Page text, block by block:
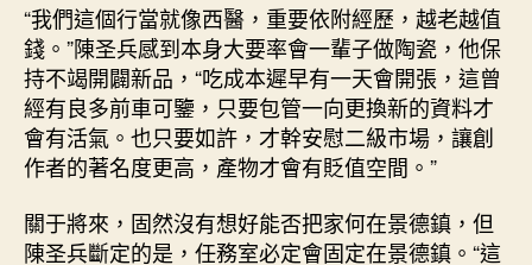
“我們這個行當就像西醫，重要依附經歷，越老越值
錢。”陳圣兵感到本身大要率會一輩子做陶瓷，他保
持不竭開闢新品，“吃成本遲早有一天會開張，這曾
經有良多前車可鑒，只要包管一向更換新的資料才
會有活氣。也只要如許，才幹安慰二級市場，讓創
作者的著名度更高，產物才會有貶值空間。”
關于將來，固然沒有想好能否把家何在景德鎮，但
陳圣兵斷定的是，任務室必定會固定在景德鎮。“這